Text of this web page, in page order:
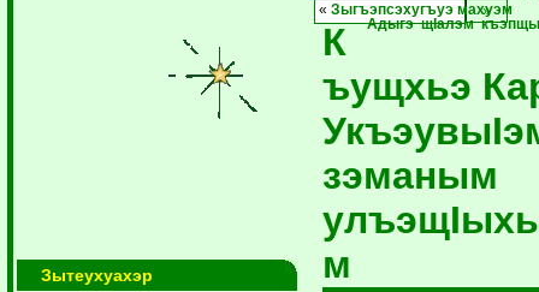
Зытеухуахэр
«Зыгъэпсэхугъуэ махуэм
Адыгэ щIалэм
К
ъущхьэ
зэманым
м